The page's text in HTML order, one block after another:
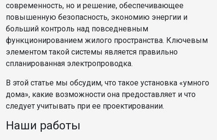
современность, но и решение, обеспечивающее
повышенную безопасность, экономию энергии и
больший контроль над повседневным
функционированием жилого пространства. Ключевым
элементом такой системы является правильно
спланированная электропроводка.
В этой статье мы обсудим, что такое установка «умного
дома», какие возможности она предоставляет и что
следует учитывать при ее проектировании.
Наши работы